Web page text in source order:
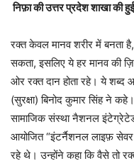
निफ़ा की उत्तर प्रदेश शाखा की
रक्त केवल मानव शरीर में बनता
सकता, इसलिए ये हर मानव की
ओर रक्त दान होता रहे। ये शब्द
(सुरक्षा) बिनोद कुमार सिंह ने
सामाजिक संस्था नैशनल इंटेग्रेटेड
आयोजित “इंटर्नैशनल लाइफ़
रहे थे। उन्होंने कहा कि वैसे तो